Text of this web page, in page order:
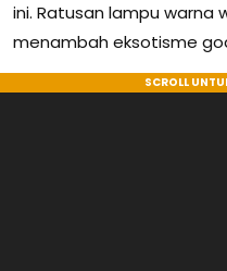
ini. Ratusan lampu warna
menambah eksotisme